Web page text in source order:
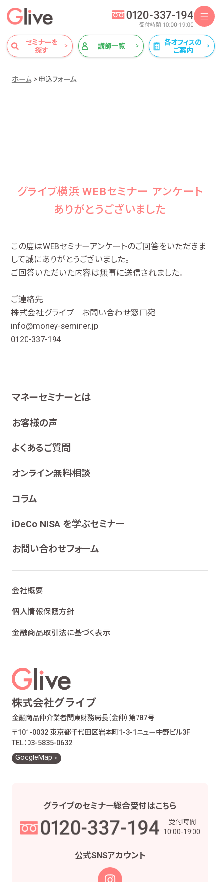
セミナーを
探す
講師一覧
各オフィスの
ご案内
ホーム 申込フォーム
グライブ横浜 WEBセミナー アンケート
ありがとうございました
この度はWEBセミナーアンケートのご回答をいただきま
して誠にありがとうございました。
ご回答いただいた内容は無事に送信されました。
ご連絡先
株式会社グライブ お問い合わせ窓口宛
info@money-seminer.jp
0120-337-194
金融商品仲介業者関東財務局長（金仲）第787号
〒101-0032 東京都千代田区岩本町1-3-1 ニュー中野ビル3F
TEL：03-5835-0632
GoogleMap
マネーセミナーとは
お客様の声
よくあるご質問
オンライン無料相談
コラム
iDeCo NISA を学ぶセミナー
お問い合わせフォーム
会社概要
個人情報保護方針
金融商品取引法に基づく表示
グライブのセミナー総合受付はこちら
受付時間
10:00-19:00
公式SNSアカウント